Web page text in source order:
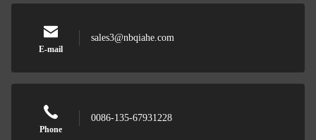
E-mail
sales3@nbqiahe.com
Phone
0086-135-67931228